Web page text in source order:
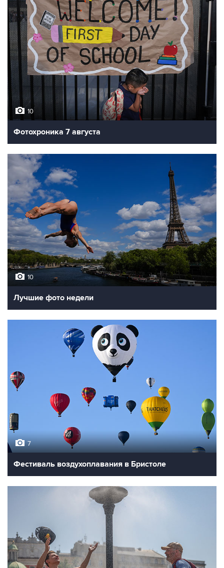
10
Фотохроника 7 августа
10
Лучшие фото недели
7
Фестиваль воздухоплавания в Бристоле